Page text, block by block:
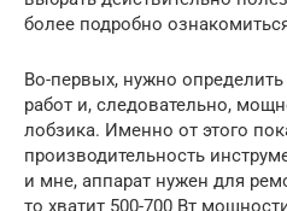
более подробно
Во-первых, нужно
работ и, следовательно,
лобзика. Именно от этого
производительность
и мне, аппарат нужен для
то хватит 500-700 Вт